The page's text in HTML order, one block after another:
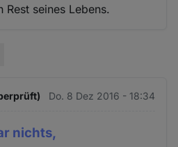
Rest seines Lebens.
Do. 8 Dez 2016 - 18:34
nichts,